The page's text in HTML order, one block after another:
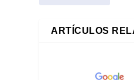
ARTÍCULOS